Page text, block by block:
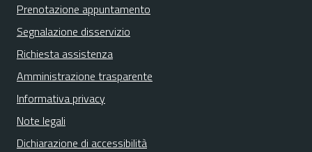
Prenotazione appuntamento
Segnalazione disservizio
Richiesta assistenza
Amministrazione trasparente
Informativa privacy
Note legali
Dichiarazione di accessibilità